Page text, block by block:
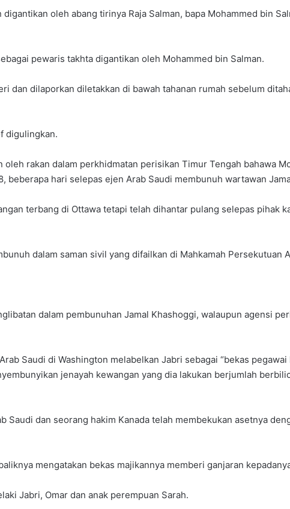
oleh abang tirinya Raja Salman, bapa Mohammed bin
pewaris takhta digantikan oleh Mohammed bin Salman.
dan dilaporkan diletakkan di bawah tahanan rumah sebelum
digulingkan.
rakan dalam perkhidmatan perisikan Timur Tengah bahawa
beberapa hari selepas ejen Arab Saudi membunuh wartawan
terbang di Ottawa tetapi telah dihantar pulang selepas pihak
dalam saman sivil yang difailkan di Mahkamah Persekutuan
dalam pembunuhan Jamal Khashoggi, walaupun agensi
Saudi di Washington melabelkan Jabri sebagai “bekas
jenayah kewangan yang dia lakukan berjumlah
dan seorang hakim Kanada telah membekukan asetnya
mengatakan bekas majikannya memberi ganjaran
Jabri, Omar dan anak perempuan Sarah.